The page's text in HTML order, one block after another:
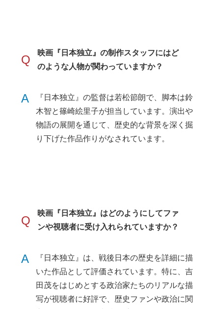
Q
映画『日本独立』の制作スタッフにはど
のような人物が関わっていますか？
A
『日本独立』の監督は若松節朗で、脚本は鈴
木智と篠崎絵里子が担当しています。演出や
物語の展開を通じて、歴史的な背景を深く掘
り下げた作品作りがなされています。
Q
映画『日本独立』はどのようにしてファ
ンや視聴者に受け入れられていますか？
A
『日本独立』は、戦後日本の歴史を詳細に描
いた作品として評価されています。特に、吉
田茂をはじめとする政治家たちのリアルな描
写が視聴者に好評で、歴史ファンや政治に関